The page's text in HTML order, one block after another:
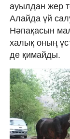
ауылдан жер
Алайда үй
Нәпақасын
халық оның
де қимайды.